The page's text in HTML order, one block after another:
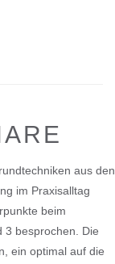
aus den
im Praxisalltag
beim
3 besprochen. Die
ein optimal auf die